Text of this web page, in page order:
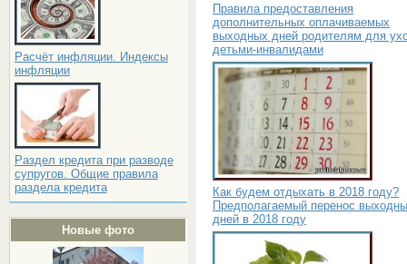
Расчёт инфляции. Индексы
инфляции
Раздел кредита при разводе
супругов. Общие правила
раздела кредита
Новые фото
Правила предоставления
дополнительных оплачиваемых
выходных дней родителям для
детьми-инвалидами
Как будем отдыхать в 2018 году?
Предполагаемый перенос
дней в 2018 году